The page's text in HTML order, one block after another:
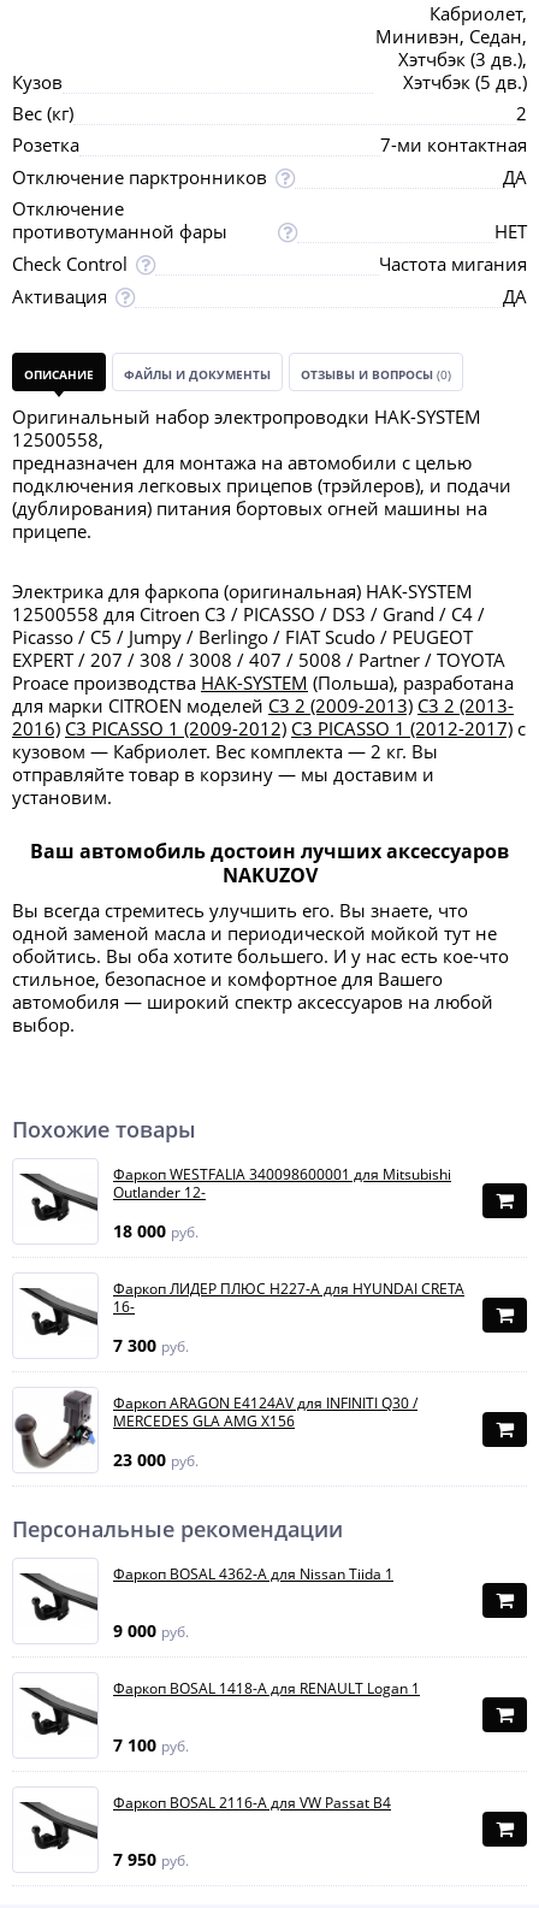
Кузов
Кабриолет,
Минивэн, Седан,
Хэтчбэк (3 дв.),
Хэтчбэк (5 дв.)
Вес (кг)
2
Розетка
7-ми контактная
Отключение парктронников
ДА
Отключение
противотуманной фары
НЕТ
Check Control
Частота мигания
Активация
ДА
ОПИСАНИЕ ФАЙЛЫ И ДОКУМЕНТЫ ОТЗЫВЫ И ВОПРОСЫ (0)
Оригинальный набор электропроводки HAK-SYSTEM
12500558,
предназначен для монтажа на автомобили с целью
подключения легковых прицепов (трэйлеров), и подачи
(дублирования) питания бортовых огней машины на
прицепе.
Электрика для фаркопа (оригинальная) HAK-SYSTEM
12500558 для Citroen C3 / PICASSO / DS3 / Grand / C4 /
Picasso / C5 / Jumpy / Berlingo / FIAT Scudo / PEUGEOT
EXPERT / 207 / 308 / 3008 / 407 / 5008 / Partner / TOYOTA
Proace производства HAK-SYSTEM (Польша), разработана
для марки CITROEN моделей C3 2 (2009-2013) C3 2 (2013-
2016) C3 PICASSO 1 (2009-2012) C3 PICASSO 1 (2012-2017) с
кузовом — Кабриолет. Вес комплекта — 2 кг. Вы
отправляйте товар в корзину — мы доставим и
установим.
Ваш автомобиль достоин лучших аксессуаров
NAKUZOV
Вы всегда стремитесь улучшить его. Вы знаете, что
одной заменой масла и периодической мойкой тут не
обойтись. Вы оба хотите большего. И у нас есть кое-что
стильное, безопасное и комфортное для Вашего
автомобиля — широкий спектр аксессуаров на любой
выбор.
Похожие товары
Фаркоп WESTFALIA 340098600001 для Mitsubishi
Outlander 12-
18 000 руб.
Фаркоп ЛИДЕР ПЛЮС H227-A для HYUNDAI CRETA
16-
7 300 руб.
Фаркоп ARAGON E4124AV для INFINITI Q30 /
MERCEDES GLA AMG X156
23 000 руб.
Персональные рекомендации
Фаркоп BOSAL 4362-A для Nissan Tiida 1
9 000 руб.
Фаркоп BOSAL 1418-A для RENAULT Logan 1
7 100 руб.
Фаркоп BOSAL 2116-A для VW Passat B4
7 950 руб.